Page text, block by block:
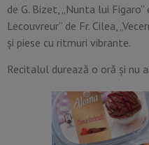
de G. Bizet, „Nunta lui Figaro”
Lecouvreur” de Fr. Cilea,
și piese cu ritmuri vibrante.
Recitalul durează o oră și nu